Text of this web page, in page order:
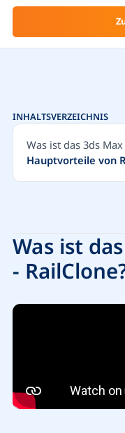
Was ist
-
INHALTSVERZEICHNIS
Was ist das 3ds
Hauptvorteile von